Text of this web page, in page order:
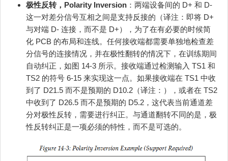
极性反转，Polarity Inversion ：两端设备间的 D+ 和 D-
这一对差分信号互相之间是支持反接的（译注：即将 D+
与对端 D- 连接，而不是 D+），为了在有必要的时候简
化 PCB 的布局和连线。任何接收端都需要单独地检查差
分信号的连接情况，并在极性翻转的情况下，在训练期间
自动纠正，如图 14-3 所示。接收端通过检测输入 TS1 和
TS2 的符号 6-15 来实现这一点。如果接收端在 TS1 中收
到了 D21.5 而不是预期的 D10.2（译注：），或者在 TS2
中收到了 D26.5 而不是预期的 D5.2，这代表当前通道差
分对极性反转，需要进行纠正。与通道翻转不同的是，极
性反转纠正是一项必须的特性，而不是可选的。